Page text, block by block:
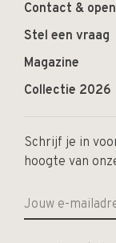
Contact &
Stel een vraag
Magazine
Collectie 2026
Schrijf je in
hoogte van